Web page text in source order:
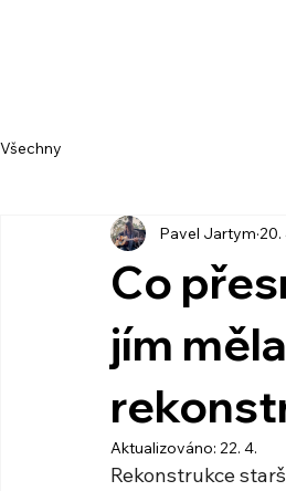
Všechny
Co
jím
Pavel Jartym 20.
Aktualizováno: 22. 4.
Rekonstrukce